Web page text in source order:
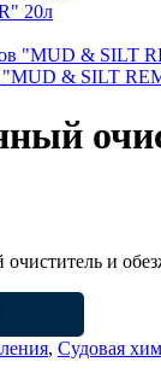
20л
"MUD & SILT
очиститель и
, Судовая